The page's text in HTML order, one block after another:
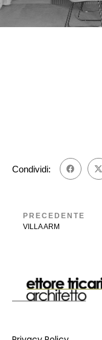
Condividi:
PRECEDENTE
VILLA ARM